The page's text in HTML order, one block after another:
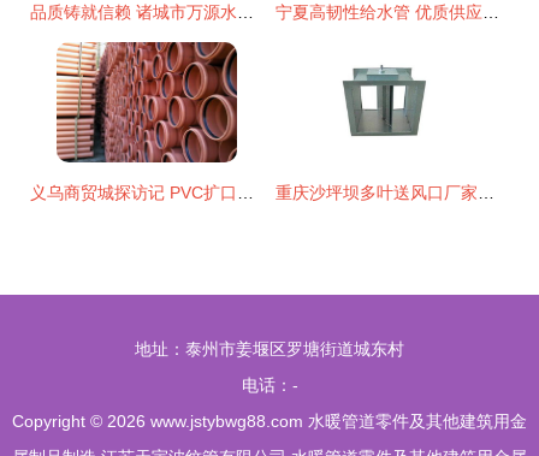
地址：泰州市姜堰区罗塘街道城东村
电话：-
Copyright © 2026 www.jstybwg88.com 水暖管道零件及其他建筑用金